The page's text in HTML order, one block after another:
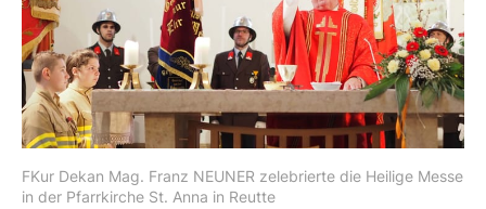
FKur Dekan Mag. Franz NEUNER zelebrierte die Heilige Messe
in der Pfarrkirche St. Anna in Reutte